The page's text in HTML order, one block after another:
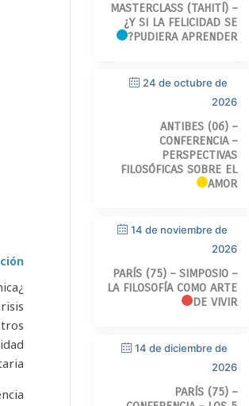
MASTERCLASS (TAHITÍ) –
¿Y SI LA FELICIDAD SE
PUDIERA APRENDER?
24 de octubre de
2026
ANTIBES (06) –
CONFERENCIA –
PERSPECTIVAS
FILOSÓFICAS SOBRE EL
AMOR
14 de noviembre de
2026
PARÍS (75) – SIMPOSIO –
LA FILOSOFÍA COMO ARTE
DE VIVIR
14 de diciembre de
2026
PARÍS (75) –